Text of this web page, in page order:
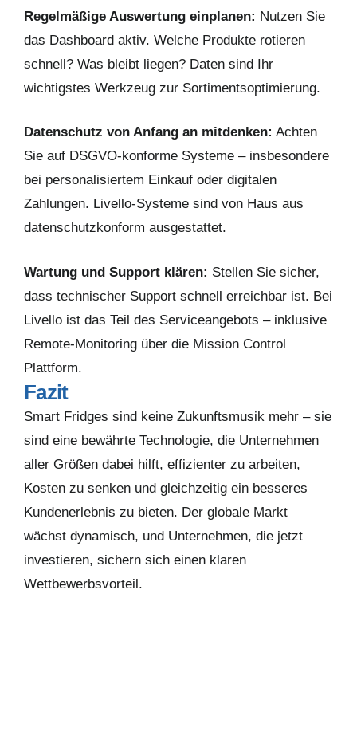
Regelmäßige Auswertung einplanen: Nutzen Sie
das Dashboard aktiv. Welche Produkte rotieren
schnell? Was bleibt liegen? Daten sind Ihr
wichtigstes Werkzeug zur Sortimentsoptimierung.
Datenschutz von Anfang an mitdenken: Achten
Sie auf DSGVO-konforme Systeme – insbesondere
bei personalisiertem Einkauf oder digitalen
Zahlungen. Livello-Systeme sind von Haus aus
datenschutzkonform ausgestattet.
Wartung und Support klären: Stellen Sie sicher,
dass technischer Support schnell erreichbar ist. Bei
Livello ist das Teil des Serviceangebots – inklusive
Remote-Monitoring über die Mission Control
Plattform.
Fazit
Smart Fridges sind keine Zukunftsmusik mehr – sie
sind eine bewährte Technologie, die Unternehmen
aller Größen dabei hilft, effizienter zu arbeiten,
Kosten zu senken und gleichzeitig ein besseres
Kundenerlebnis zu bieten. Der globale Markt
wächst dynamisch, und Unternehmen, die jetzt
investieren, sichern sich einen klaren
Wettbewerbsvorteil.